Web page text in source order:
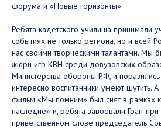
форума и «Новые горизонты».
Ребята кадетского училища принимали
событиях не только региона, но и всей
нас своими творческими талантами. Мы
жюри игр КВН среди довузовских
Министерства обороны РФ, и поразились
интересно воспитанники умеют шутить.
фильм «Мы помним» был снят в рамках
наследие» и, ребята завоевали Гран-
приветственном слове председатель